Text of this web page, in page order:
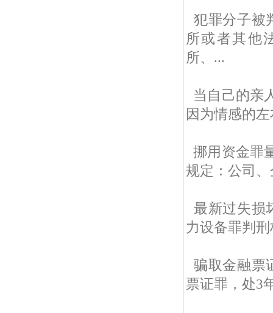
犯罪分子被
所或者其他
所、...
当自己的亲
因为情感的
挪用资金罪
规定：公司
最新过失损
力设备罪判
骗取金融票
票证罪，处3